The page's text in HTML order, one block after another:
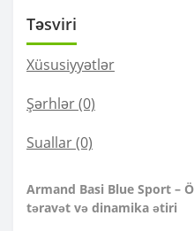
Təsviri
Xüsusiyyətlər
Şərhlər (0)
Suallar(0)
Armand Basi Blue Sport –
təravət və dinamika ətiri